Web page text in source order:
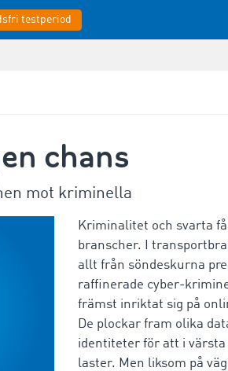
testperiod
chans
mot kriminella
Kriminalitet och svarta
branscher. I
allt från söndeskurna
raffinerade cyber-
främst inriktat sig på
De plockar fram olika
identiteter för att i
laster. Men liksom på